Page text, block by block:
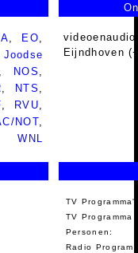
EO
Joodse
NOS
NTS
RVU
NOT
WNL
Eijndhoven
TV
TV Programma
Personen:
Radio